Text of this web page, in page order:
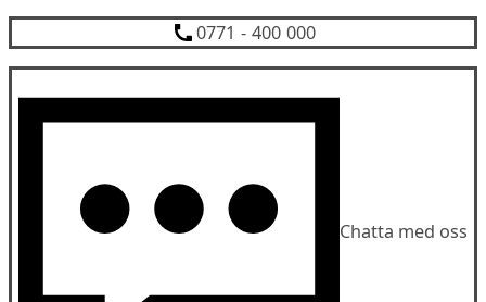
0771 - 400 000
Chatta med oss